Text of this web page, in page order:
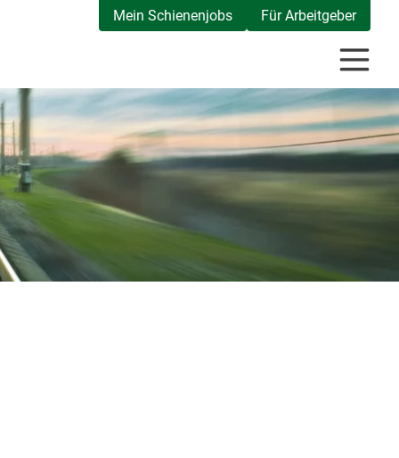
Mein Schienenjobs Für Arbeitgeber